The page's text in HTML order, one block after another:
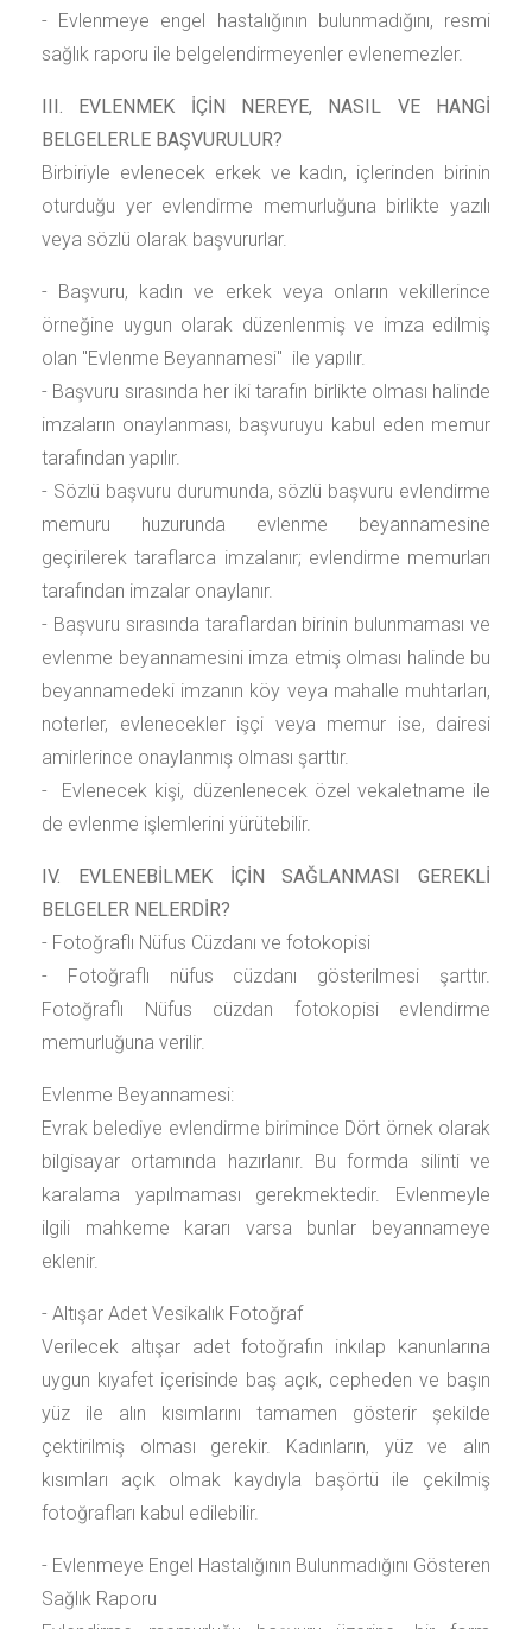
- Evlenmeye engel hastalığının bulunmadığını, resmi
sağlık raporu ile belgelendirmeyenler evlenemezler.
III. EVLENMEK İÇİN NEREYE, NASIL VE HANGİ
BELGELERLE BAŞVURULUR?
Birbiriyle evlenecek erkek ve kadın, içlerinden birinin
oturduğu yer evlendirme memurluğuna birlikte yazılı
veya sözlü olarak başvururlar.
- Başvuru, kadın ve erkek veya onların vekillerince
örneğine uygun olarak düzenlenmiş ve imza edilmiş
olan "Evlenme Beyannamesi" ile yapılır.
- Başvuru sırasında her iki tarafın birlikte olması halinde
imzaların onaylanması, başvuruyu kabul eden memur
tarafından yapılır.
- Sözlü başvuru durumunda, sözlü başvuru evlendirme
memuru huzurunda evlenme beyannamesine
geçirilerek taraflarca imzalanır; evlendirme memurları
tarafından imzalar onaylanır.
- Başvuru sırasında taraflardan birinin bulunmaması ve
evlenme beyannamesini imza etmiş olması halinde bu
beyannamedeki imzanın köy veya mahalle muhtarları,
noterler, evlenecekler işçi veya memur ise, dairesi
amirlerince onaylanmış olması şarttır.
- Evlenecek kişi, düzenlenecek özel vekaletname ile
de evlenme işlemlerini yürütebilir.
IV. EVLENEBİLMEK İÇİN SAĞLANMASI GEREKLİ
BELGELER NELERDİR?
- Fotoğraflı Nüfus Cüzdanı ve fotokopisi
- Fotoğraflı nüfus cüzdanı gösterilmesi şarttır.
Fotoğraflı Nüfus cüzdan fotokopisi evlendirme
memurluğuna verilir.
Evlenme Beyannamesi:
Evrak belediye evlendirme birimince Dört örnek olarak
bilgisayar ortamında hazırlanır. Bu formda silinti ve
karalama yapılmaması gerekmektedir. Evlenmeyle
ilgili mahkeme kararı varsa bunlar beyannameye
eklenir.
- Altışar Adet Vesikalık Fotoğraf
Verilecek altışar adet fotoğrafın inkılap kanunlarına
uygun kıyafet içerisinde baş açık, cepheden ve başın
yüz ile alın kısımlarını tamamen gösterir şekilde
çektirilmiş olması gerekir. Kadınların, yüz ve alın
kısımları açık olmak kaydıyla başörtü ile çekilmiş
fotoğrafları kabul edilebilir.
- Evlenmeye Engel Hastalığının Bulunmadığını Gösteren
Sağlık Raporu